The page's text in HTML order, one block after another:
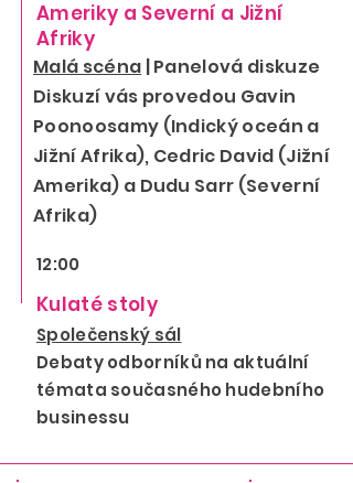
Ameriky a Severní a Jižní
Afriky
Malá scéna | Panelová diskuze
Diskuzívás provedou Gavin
Poonoosamy (Indický oceán a
Jižní Afrika), Cedric David (Jižní
Amerika) a Dudu Sarr (Severní
Afrika)
12:00
Kulaté stoly
Společenský sál
Debaty odborníků na aktuální
témata současného hudebního
businessu